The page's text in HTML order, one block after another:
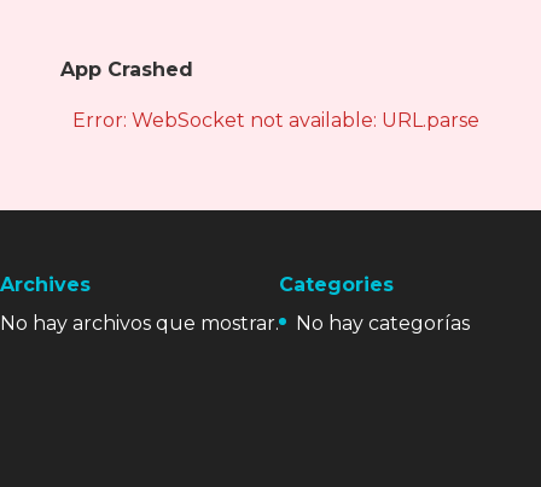
App Crashed
Error: WebSocket not available: URL.parse is
Archives
No hay archivos que mostrar.
Categories
No hay categorías